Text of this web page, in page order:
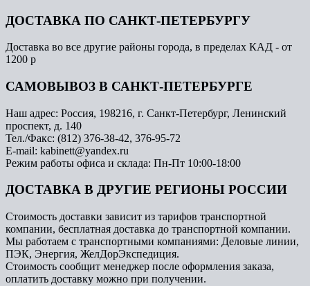
ДОСТАВКА ПО САНКТ-ПЕТЕРБУРГУ
Доставка во все другие районы города, в пределах КАД - от
1200 р
САМОВЫВОЗ В САНКТ-ПЕТЕРБУРГЕ
Наш адрес: Россия, 198216, г. Санкт-Петербург, Ленинский
проспект, д. 140
Тел./Факс: (812) 376-38-42, 376-95-72
E-mail: kabinett@yandex.ru
Режим работы офиса и склада: Пн-Пт 10:00-18:00
ДОСТАВКА В ДРУГИЕ РЕГИОНЫ РОССИИ
Стоимость доставки зависит из тарифов транспортной
компании, бесплатная доставка до транспортной компании.
Мы работаем с транспортными компаниями: Деловые линии,
ПЭК, Энергия, ЖелДорЭкспедиция.
Стоимость сообщит менеджер после оформления заказа,
оплатить доставку можно при получении.